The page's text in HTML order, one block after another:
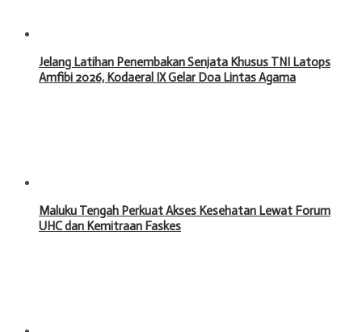
Jelang Latihan Penembakan Senjata Khusus TNI Latops
Amfibi 2026, Kodaeral IX Gelar Doa Lintas Agama
Maluku Tengah Perkuat Akses Kesehatan Lewat Forum
UHC dan Kemitraan Faskes